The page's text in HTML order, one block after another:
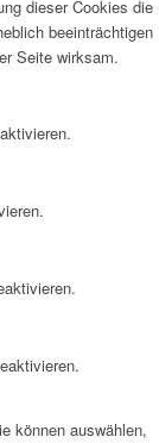
dieser Cookies die
beeinträchtigen
Seite wirksam.
können auswählen,